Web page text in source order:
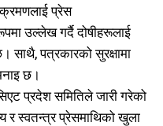
प्रेस
उल्लेख गर्दै दोषीहरूलाई
साथै, पत्रकारको सुरक्षामा
छ।
प्रदेश समितिले जारी गरेको
र स्वतन्त्र प्रेसमाथिको खुला